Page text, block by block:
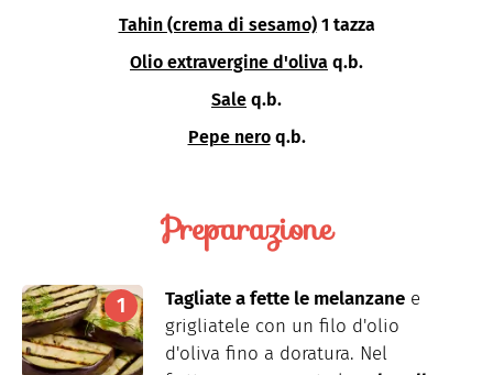
Tahin (crema di sesamo) 1 tazza
Olio extravergine d'oliva q.b.
Sale q.b.
Pepe nero q.b.
Preparazione
Tagliate a fette le melanzane e
grigliatele con un filo d'olio
d'oliva fino a doratura. Nel